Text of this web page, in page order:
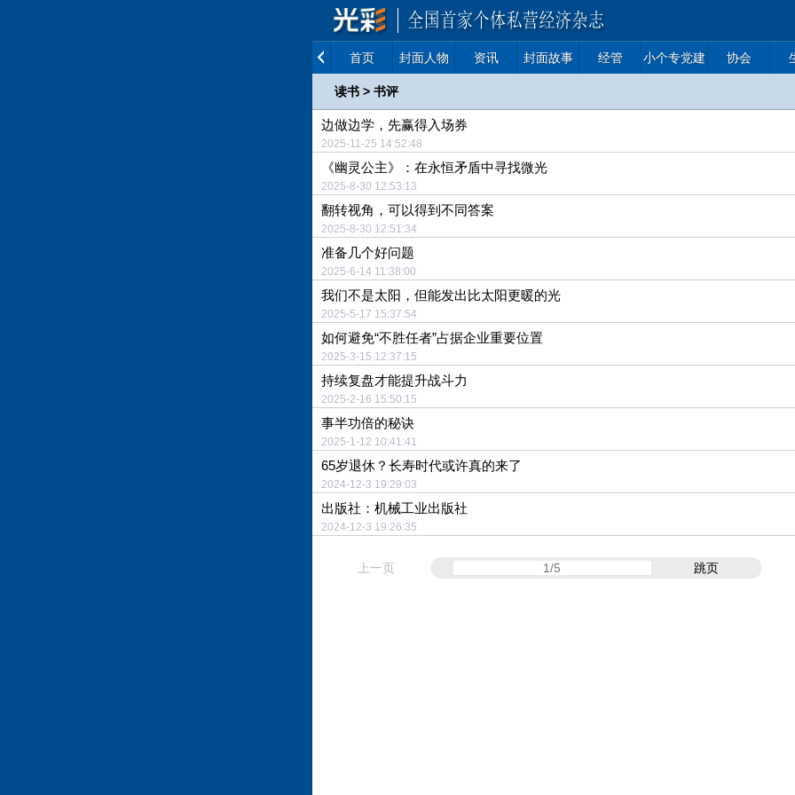
首页 封面人物 资讯 封面故事 经管 小个专党建 协会
读书 > 书评
边做边学，先赢得入场券
2025-11-25 14:52:48
《幽灵公主》：在永恒矛盾中寻找微光
2025-8-30 12:53:13
翻转视角，可以得到不同答案
2025-8-30 12:51:34
准备几个好问题
2025-6-14 11:38:00
我们不是太阳，但能发出比太阳更暖的光
2025-5-17 15:37:54
如何避免“不胜任者”占据企业重要位置
2025-3-15 12:37:15
持续复盘才能提升战斗力
2025-2-16 15:50:15
事半功倍的秘诀
2025-1-12 10:41:41
65岁退休？长寿时代或许真的来了
2024-12-3 19:29:03
出版社：机械工业出版社
2024-12-3 19:26:35
上一页 跳页